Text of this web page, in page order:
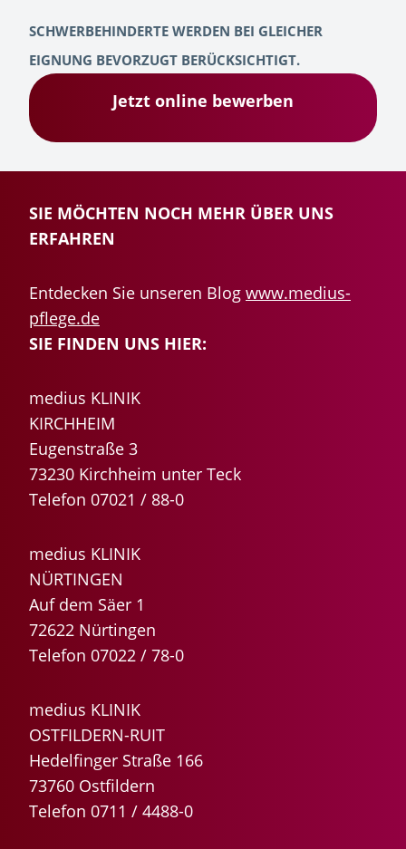
SCHWERBEHINDERTE WERDEN BEI GLEICHER
EIGNUNG BEVORZUGT BERÜCKSICHTIGT.
Jetzt online bewerben
SIE MÖCHTEN NOCH MEHR ÜBER UNS
ERFAHREN
Entdecken Sie unseren Blog www.medius-
pflege.de
SIE FINDEN UNS HIER:
medius KLINIK
KIRCHHEIM
Eugenstraße 3
73230 Kirchheim unter Teck
Telefon 07021 / 88-0
medius KLINIK
NÜRTINGEN
Auf dem Säer 1
72622 Nürtingen
Telefon 07022 / 78-0
medius KLINIK
OSTFILDERN-RUIT
Hedelfinger Straße 166
73760 Ostfildern
Telefon 0711 / 4488-0